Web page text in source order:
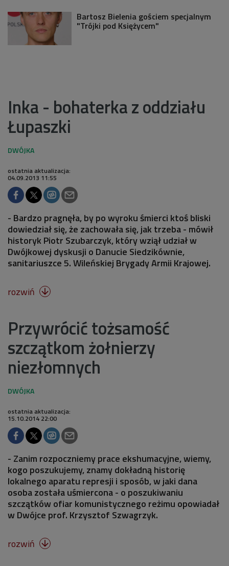
Bartosz Bielenia gościem specjalnym
"Trójki pod Księżycem"
Inka - bohaterka z oddziału
Łupaszki
ostatnia aktualizacja:
04.09.2013 11:55
- Bardzo pragnęła, by po wyroku śmierci ktoś bliski
dowiedział się, że zachowała się, jak trzeba - mówił
historyk Piotr Szubarczyk, który wziął udział w
Dwójkowej dyskusji o Danucie Siedzikównie,
sanitariuszce 5. Wileńskiej Brygady Armii Krajowej.
rozwiń 
Przywrócić tożsamość
szczątkom żołnierzy
niezłomnych
ostatnia aktualizacja:
15.10.2014 22:00
- Zanim rozpoczniemy prace ekshumacyjne, wiemy,
kogo poszukujemy, znamy dokładną historię
lokalnego aparatu represji i sposób, w jaki dana
osoba została uśmiercona - o poszukiwaniu
szczątków ofiar komunistycznego reżimu opowiadał
w Dwójce prof. Krzysztof Szwagrzyk.
rozwiń 